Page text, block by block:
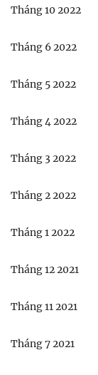
Tháng 10 2022
Tháng 6 2022
Tháng 5 2022
Tháng 4 2022
Tháng 3 2022
Tháng 2 2022
Tháng 1 2022
Tháng 12 2021
Tháng 11 2021
Tháng 7 2021